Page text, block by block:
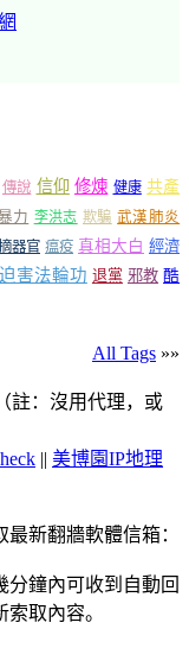
傳說 信仰 修煉 健康 共產
力 李洪志 欺騙 武漢肺炎
器官 瘟疫 真相大白 經濟
迫害法輪功 退黨 邪教 酷
All Tags »»
（註：沒用代理，或
|| 美博園IP地理
新翻牆軟體信箱：
分鐘內可收到自動回
取內容。